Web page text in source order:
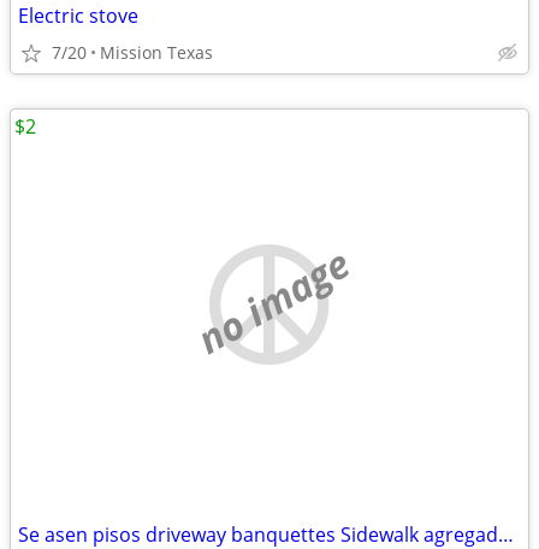
Electric stove
7/20 Mission Texas
no image
Se asen pisos driveway banquettes Sidewalk agregado escalones patios foundation
$2